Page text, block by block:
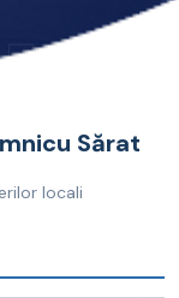
Sărat
locali